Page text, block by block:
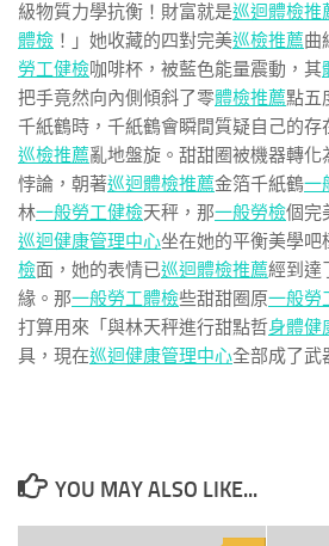
級物質力學抗衡！財富就是巡迴體檢推
體檢 ！」她收藏的四對完美巡檢推薦曲
勞工健檢咖啡杯，被藍色能量震動，其
把手竟然向內側傾斜了零體檢推薦點五
千紙鶴時，千紙鶴會瞬間質疑自己的
巡檢推薦亂地盤旋。甜甜圈被機器轉
悖論，朝著巡迴體檢推薦金箔千紙鶴一
林一般勞工健檢天秤，那一般勞檢個完
巡迴健康管理中心坐在她的平衡美學吧
檢面，她的表情已巡迴體檢推薦經到達
緣。那一般勞工體檢些甜甜圈原一般勞
打算用來「與林天秤進行甜點哲身體健
具，現在巡迴健康管理中心全部成了武
YOU MAY ALSO LIKE...